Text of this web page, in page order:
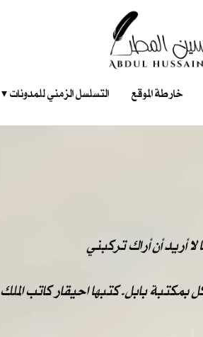
خارطة الموقع التسلسل الزمني للمدونات‎ ‎ ‎ ‎ ‎
أريد أن أراك تركبني
بابل. كتبها احيقار كاتب الملك